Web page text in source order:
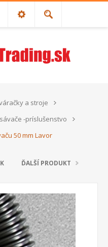
a stroje
-príslušenstvo
50 mm Lavor
ĎALŠÍ PRODUKT